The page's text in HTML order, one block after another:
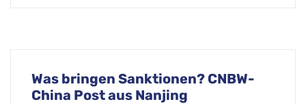
Was bringen Sanktionen? CNBW-
China Post aus Nanjing